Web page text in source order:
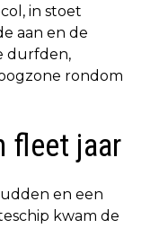
in stoet
aan en de
durfden,
rondom
fleet jaar
en een
kwam de